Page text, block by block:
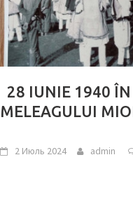
28 IUNIE 1940 ÎN
MELEAGULUI
2 Июль 2024 admin